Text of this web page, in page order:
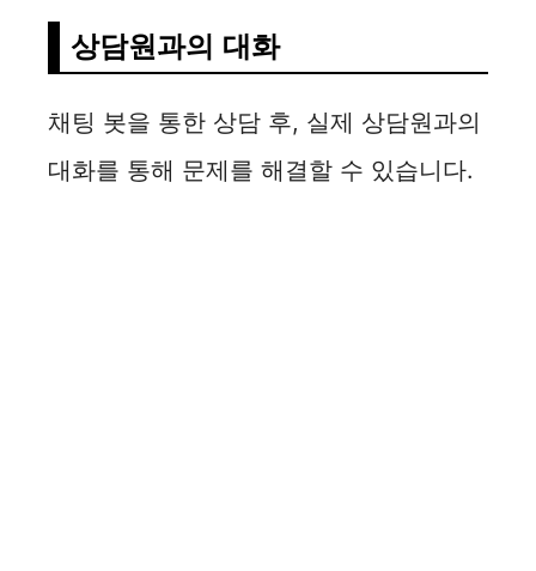
상담원과의 대화
채팅 봇을 통한 상담 후, 실제 상담원과의
대화를 통해 문제를 해결할 수 있습니다.